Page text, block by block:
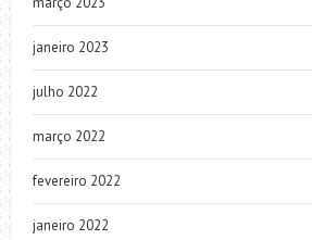
janeiro 2023
julho 2022
março 2022
fevereiro 2022
janeiro 2022